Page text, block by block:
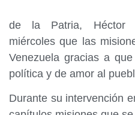
de la Patria, Héctor
miércoles que las
Venezuela gracias a
política y de amor al
Durante su intervención